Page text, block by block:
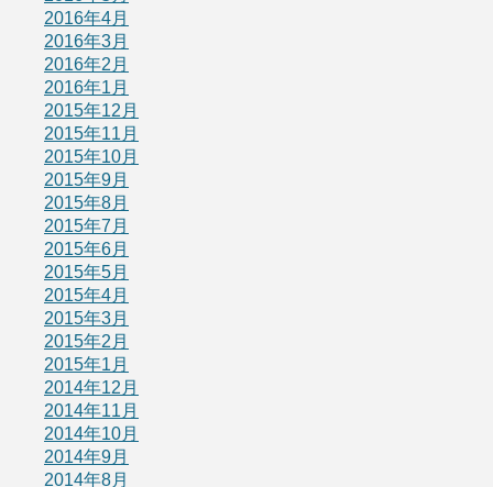
2016年4月
2016年3月
2016年2月
2016年1月
2015年12月
2015年11月
2015年10月
2015年9月
2015年8月
2015年7月
2015年6月
2015年5月
2015年4月
2015年3月
2015年2月
2015年1月
2014年12月
2014年11月
2014年10月
2014年9月
2014年8月